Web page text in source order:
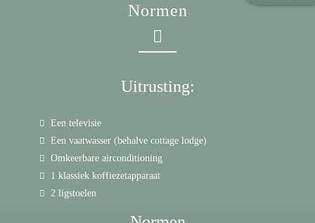
Normen
Uitrusting:
Een televisie
Een vaatwasser (behalve cottage lodge)
Omkeerbare airconditioning
1 klassiek koffiezetapparaat
2 ligstoelen